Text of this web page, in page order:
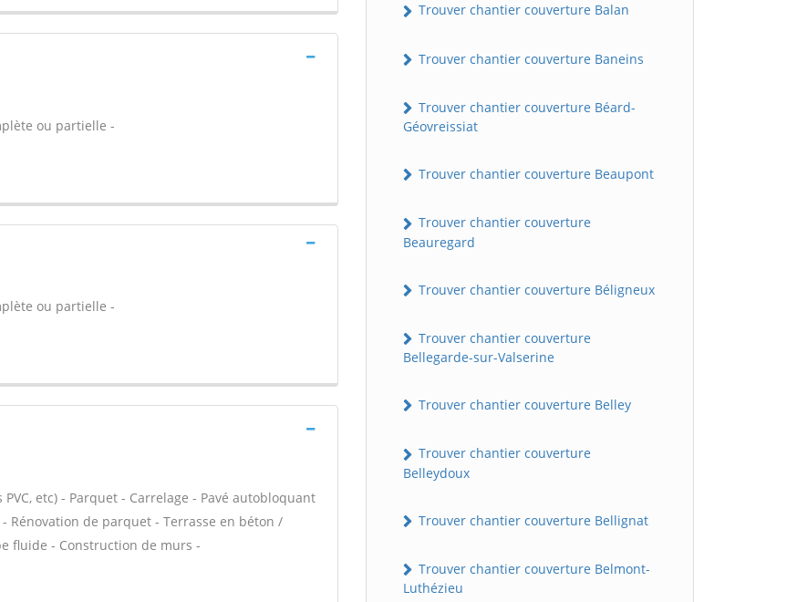
ou partielle -
ou partielle -
etc) - Parquet - Carrelage - Pavé autobloquant
Rénovation de parquet - Terrasse en béton /
fluide - Construction de murs -
Trouver chantier couverture Balan
Trouver chantier couverture Baneins
Trouver chantier couverture Béard-
Géovreissiat
Trouver chantier couverture Beaupont
Trouver chantier couverture
Beauregard
Trouver chantier couverture Béligneux
Trouver chantier couverture
Bellegarde-sur-Valserine
Trouver chantier couverture Belley
Trouver chantier couverture
Belleydoux
Trouver chantier couverture Bellignat
Trouver chantier couverture Belmont-
Luthézieu